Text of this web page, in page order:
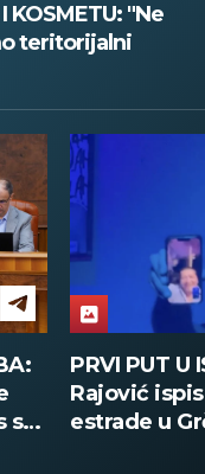
KOSMETU: "Ne
teritorijalni
se
PRVI PUT U
Rajović
estrade u